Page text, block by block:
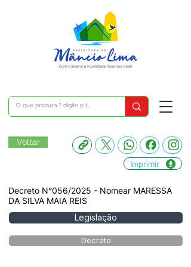
Voltar
Imprimir
Decreto N°056/2025 - Nomear MARESSA
DA SILVA MAIA REIS
Legislação
Decreto